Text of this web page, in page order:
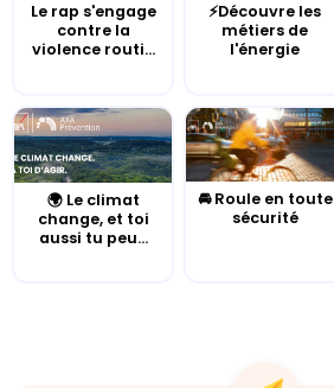
Le rap s'engage
contre la
violence routi...
⚡Découvre les
métiers de
l'énergie
🌍 Le climat
change, et toi
aussi tu peu...
🚘 Roule en toute
sécurité